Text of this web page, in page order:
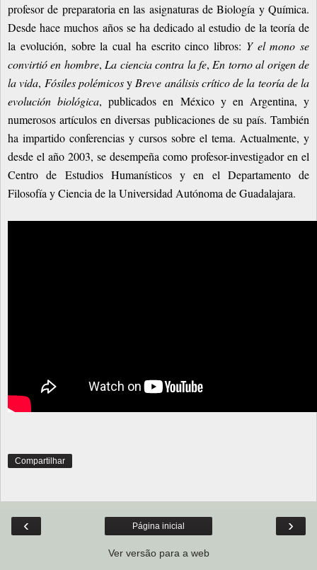
profesor de preparatoria en las asignaturas de Biología y Química.
Desde hace muchos años se ha dedicado al estudio de la teoría de
la evolución, sobre la cual ha escrito cinco libros: Y el mono se
convirtió en hombre, La ciencia contra la fe, En torno al origen de
la vida, Fósiles polémicosy Breve análisis crítico de la teoría de la
evolución biológica, publicados en México y en Argentina, y
numerosos artículos en diversas publicaciones de su país. También
ha impartido conferencias y cursos sobre el tema. Actualmente, y
desde el año 2003, se desempeña como profesor-investigador en el
Centro de Estudios Humanísticos y en el Departamento de
Filosofía y Ciencia de la Universidad Autónoma de Guadalajara.
Compartilhar
‹ ›
Página inicial
Ver versão para a web